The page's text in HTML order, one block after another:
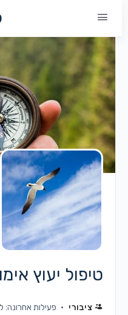
טיפול יעוץ
ציבורי
פעילות אחרונה: